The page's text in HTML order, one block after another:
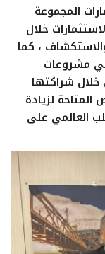
المجموعة
خلال
، كما
مشروعات
شراكتها
المتاحة لزيادة
العالمي على